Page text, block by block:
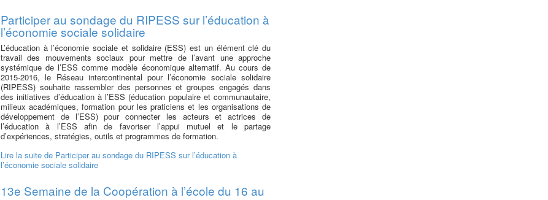
Participer au sondage du RIPESS sur l’éducation à
l’économie sociale solidaire
L’éducation à l’économie sociale et solidaire (ESS) est un élément clé du
travail des mouvements sociaux pour mettre de l’avant une approche
systémique de l’ESS comme modèle économique alternatif. Au cours de
2015-2016, le Réseau intercontinental pour l’économie sociale solidaire
(RIPESS) souhaite rassembler des personnes et groupes engagés dans
des initiatives d’éducation à l’ESS (éducation populaire et communautaire,
milieux académiques, formation pour les praticiens et les organisations de
développement de l’ESS) pour connecter les acteurs et actrices de
l’éducation à l’ESS afin de favoriser l’appui mutuel et le partage
d’expériences, stratégies, outils et programmes de formation.
Lire la suite de Participer au sondage du RIPESS sur l’éducation à
l’économie sociale solidaire
13e Semaine de la Coopération à l’école du 16 au